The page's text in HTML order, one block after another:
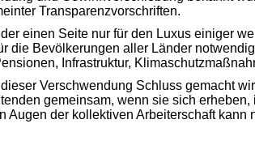
Transparenzvorschriften.
einen Seite nur für den Luxus einiger
die Bevölkerungen aller Länder
Infrastruktur,
Verschwendung Schluss gemacht
gemeinsam, wenn sie sich erheben,
Augen der kollektiven Arbeiterschaft kann